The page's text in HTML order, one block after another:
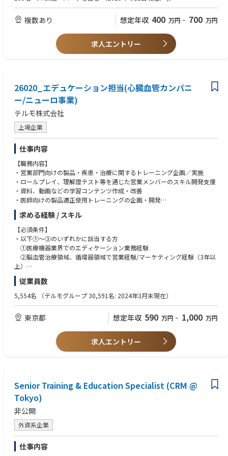
「世界の医療を支える目になる」を企業理念に、医療をテクノロジーによ
り支えるため、AIなど最先端テクノロジーへの投資も積極的に行い、医療
業界に貢献し続けています。
病院、健診センター、クリニックなどの医療機関を訪問し、当社が提供す
【ポジションの魅力】
■ 放射線科医の不足や働き方改革の影響で、遠隔読影のニーズが高まって
おり、当社のサービスは多くの医療機関から注目されています。
■ 業界トップクラスのシェアを誇る高品質なサービスのため、営業先でも
興味を持って話を聞いていただけることが多く、社会貢献性の高い仕事と
して自信を持って提案できます。
■ 医療業界の経験がなくても、充実した研修制度とサポート体制が整って
いるので安心してスタートできます。現在活躍している営業メンバーの多
くも他業種からの転職組です。
■ 賞与とは別に、新規受注1件ごとに対してインセンティブの支給があ
り、半期の支給で200万円以上のインセンティブを獲得したケースもあり
ます。
【求める人物像】
■ 医師や患者さんにとって「本当に役立つサービスとは何か？」を考え、
アイデアを発信できる方
■ 現状に満足せず、「もっと良くできる方法はないか？」と疑問を持ち、
■ 当社の企業理念「世界の医療を支える目になる」に共感し、医療の質の
向上と人々の健康に貢献したいという想いを持っている方
■ 社会的意義のある仕事に挑戦しながら、自分自身も成長していきたいと
いう意欲のある方
複数あり 想定年収 400 万円 ~ 700 万円
求人エントリー
26020_エデュケーション担当(心臓血管カンパニ
ー/ニューロ事業)
テルモ株式会社
上場企業
仕事内容
【職務内容】
・営業部門向けの製品・疾患・治療に関するトレーニング企画／実施
・ロールプレイ、理解度テスト等を通じた営業メンバーのスキル開発支援
・資料、動画などの学習コンテンツ作成・改善
・医師向けの製品適正使用トレーニングの企画・開発
・新卒入社者・キャリア入社者向け教育（座学、ハンズオン等）の企画／
運営
・関連部門と連携した教育プログラムの設計・改善
業務状況に応じて在宅勤務も活用可能で、自由度が高い組織です。
トレーニングや学会参加、医師とのコミュニケーションなどに伴う外出や
出張が発生します。
【組織構成】
ニューロ事業の本部機能は10名規模の組織で以下4チームがあります。
・エデュケーション：営業や医師向けのトレーニング・コンテンツなど教
育全般
・マーケティングコミュニケーション：全体指針や各種アウトプット、ツ
【担う役割】
営業部門・医師向けの教育企画を主導し、セールスマーケティングや関
連部門と
連携しながらトレーニングを設計・実行いただきます。将来的には、事
業拡大に
応じて教育対象やプログラムの幅を広げ、教育機能の高度化・拡張にも
携わって
いただくことを期待しています。
求める経験 / スキル
【必須条件】
・以下①～③のいずれかに該当する方
①医療機器業界でのエディケーション業務経験
②脳血管治療領域、循環器領域で営業経験/マーケティング経験（3年以
上）
③医療従事者として脳血管治療領域でのご経験（2年以上）
・大卒以上
・脳血管治療領域のご経験
・ビジネス会話レベルの英会話スキル
将来的には必ずキャッチアップいただく必要があります
機会としては米国本社との月1回程度のMTG、メール、日常のコミュニ
従業員数
5,554名 （テルモグループ 30,591名: 2024年3月末現在）
東京都 想定年収 590 万円 ~ 1,000 万円
求人エントリー
Senior Training & Education Specialist (CRM @
Tokyo)
非公開
外資系企業
仕事内容